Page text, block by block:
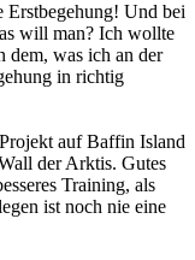
Erstbegehung! Und bei
will man? Ich wollte
dem, was ich an der
in richtig
auf Baffin Island
der Arktis. Gutes
Training, als
ist noch nie eine